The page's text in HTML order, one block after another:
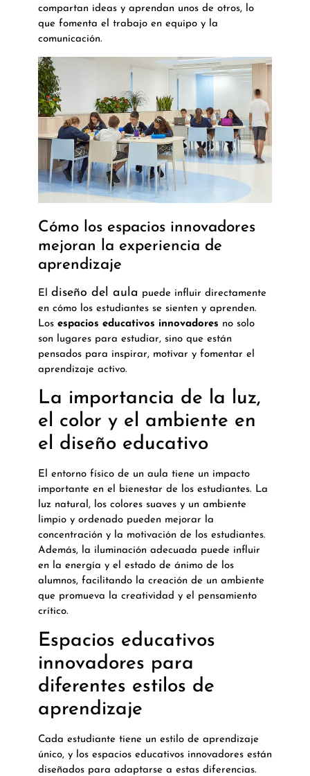
compartan ideas y aprendan unos de otros, lo
que fomenta el trabajo en equipo y la
comunicación.
Cómo los espacios innovadores
mejoran la experiencia de
aprendizaje
El diseño del aula puede influir directamente
en cómo los estudiantes se sienten y aprenden.
Los espacios educativos innovadores no solo
son lugares para estudiar, sino que están
pensados para inspirar, motivar y fomentar el
aprendizaje activo.
La importancia de la luz,
el color y el ambiente en
el diseño educativo
El entorno físico de un aula tiene un impacto
importante en el bienestar de los estudiantes. La
luz natural, los colores suaves y un ambiente
limpio y ordenado pueden mejorar la
concentración y la motivación de los estudiantes.
Además, la iluminación adecuada puede influir
en la energía y el estado de ánimo de los
alumnos, facilitando la creación de un ambiente
que promueva la creatividad y el pensamiento
crítico.
Espacios educativos
innovadores para
diferentes estilos de
aprendizaje
Cada estudiante tiene un estilo de aprendizaje
único, y los espacios educativos innovadores están
diseñados para adaptarse a estas diferencias.